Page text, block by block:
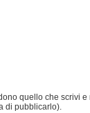
quello che scrivi
di pubblicarlo).